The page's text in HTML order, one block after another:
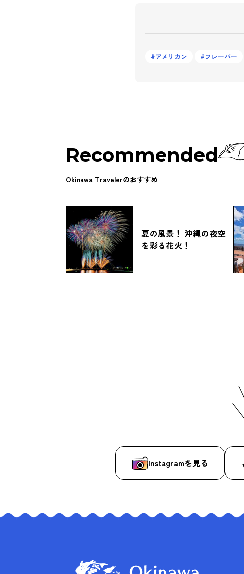
アメリカン フレーバー
Recommended
Okinawa Travelerのおすすめ
夏の風景！ 沖縄の夜空
を彩る花火！
Instagramを見る